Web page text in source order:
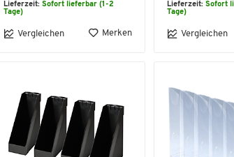
Lieferzeit: Sofort lieferbar (1-2
Tage)
Vergleichen Merken
Lieferzeit: Sofort
Tage)
Vergleichen